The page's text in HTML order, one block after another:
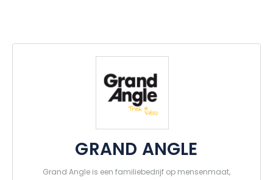
GRAND ANGLE
Grand Angle is een familiebedrijf op mensenmaat,